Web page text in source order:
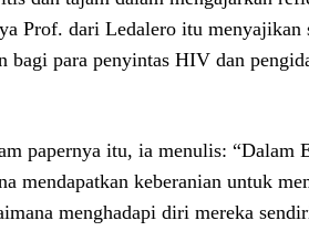
Prof. dari Ledalero itu menyajikan
bagi para penyintas HIV dan
papernya itu, ia menulis: “Dalam
mendapatkan keberanian untuk
menghadapi diri mereka